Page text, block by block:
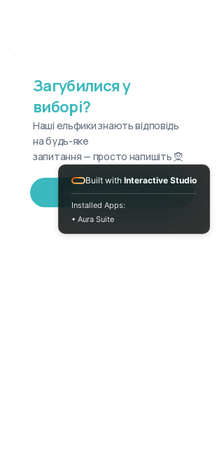
Загубилися у
виборі?
Наші ельфики знають відповідь
на будь-яке
запитання — просто напишіть 🧝
Написати в Telegram
Built with Interactive Studio
Installed Apps:
• Aura Suite